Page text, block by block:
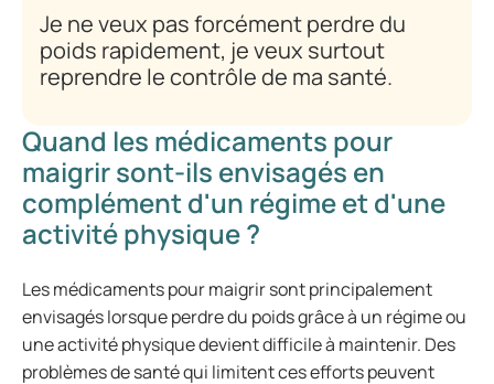
Je ne veux pas forcément perdre du
poids rapidement, je veux surtout
reprendre le contrôle de ma santé.
Quand les médicaments pour
maigrir sont-ils envisagés en
complément d'un régime et d'une
activité physique ?
Les médicaments pour maigrir sont principalement
envisagés lorsque perdre du poids grâce à un régime ou
une activité physique devient difficile à maintenir. Des
problèmes de santé qui limitent ces efforts peuvent